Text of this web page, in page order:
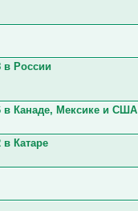
в России
в Канаде, Мексике и США
Катаре